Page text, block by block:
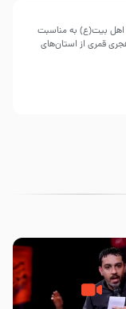
بیت(ع) به مناسبت
حسینی سال ۱۴۴۲هجری قمری از استان‌های